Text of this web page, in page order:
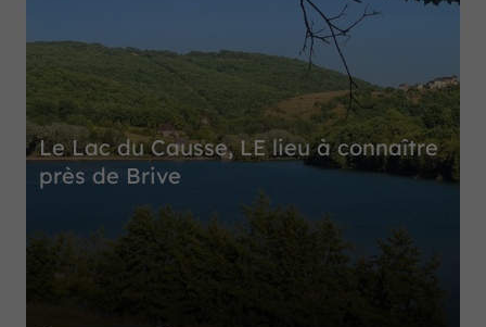
Le Lac du Causse, LE lieu à connaître
près de Brive